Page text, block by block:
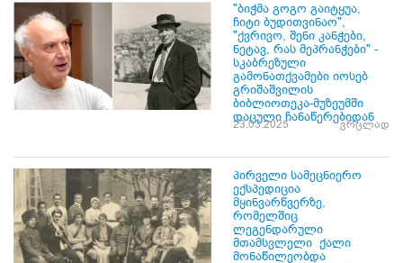
"ბიჭმა გოგო გაიტყუა,
ჩიტი ბუდითვინაო",
"ქვრივო, შენი კანჭები,
ნეტავ, რას მეპრანჭები" -
სკაბრეზული
გამონათქვამები იოსებ
გრიშაშვილის
ბიბლიოთეკა-მუზეუმში
დაცული ჩანაწერებიდან
23.03.2025 ვრცლად
პირველი სამეცნიერო
ექსპედიცია
მყინვარწვერზე,
რომელშიც
ლეგენდარული
მთამსვლელი ქალი
მონაწილეობდა